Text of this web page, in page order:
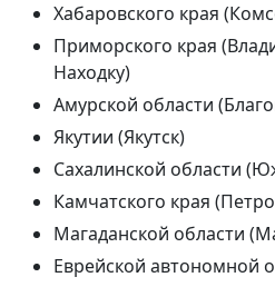
Хабаровского края
Приморского края
Находку)
Амурской области
Якутии (Якутск)
Сахалинской области
Камчатского края
Магаданской области
Еврейской автономной